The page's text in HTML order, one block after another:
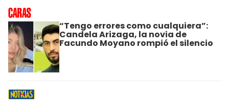
“Tengo errores como cualquiera”:
Candela Arizaga, la novia de
Facundo Moyano rompió el silencio